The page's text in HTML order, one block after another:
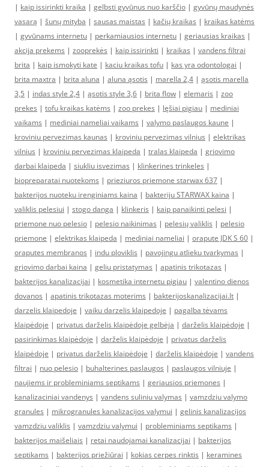
| kaip issirinkti kraika | gelbsti gyvūnus nuo karščio | gyvūnų maudynės
vasarą | šunų mityba | sausas maistas | kačių kraikas | kraikas katėms
| gyvūnams internetu | perkamiausios internetu | geriausias kraikas |
akcija prekems | zooprekės | kaip issirinkti | kraikas | vandens filtrai
brita | kaip ismokyti kate | kaciu kraikas tofu | kas yra odontologai |
brita maxtra | brita aluna | aluna ąsotis | marella 2,4 | ąsotis marella
3,5 | indas style 2,4 | ąsotis style 3,6 | brita flow | elemaris | zoo
prekes | tofu kraikas katėms | zoo prekes | lęšiai pigiau | mediniai
vaikams | mediniai nameliai vaikams | valymo paslaugos kaune |
kroviniu pervezimas kaunas | kroviniu pervezimas vilnius | elektrikas
vilnius | kroviniu pervezimas klaipeda | tralas klaipeda | griovimo
darbai klaipeda | siukliu isvezimas | klinkerines trinkeles |
biopreparatai nuotekoms | prieziuros priemone starwax 637 |
bakterijos nuoteku irenginiams kaina | bakteriju STARWAX kaina |
valiklis pelesiui | stogo danga | klinkeris | kaip panaikinti pelesi |
priemone nuo pelesio | pelesio naikinimas | pelesių valiklis | pelesio
priemone | elektrikas klaipeda | mediniai nameliai | orapute JDK S 60 |
oraputes membranos | indu ploviklis | pavojingu atlieku tvarkymas |
griovimo darbai kaina | geliu pristatymas | apatinis trikotazas |
bakterijos kanalizacijai | kosmetika internetu pigiau | valentino dienos
dovanos | apatinis trikotazas moterims | bakterijoskanalizacijai.lt |
darzelis klaipedoje | vaiku darzelis klaipedoje | pagalba tėvams
klaipėdoje | privatus darželis klaipėdoje gelbėja | darželis klaipėdoje |
pasirinkimas klaipėdoje | darželis klaipėdoje | privatus darželis
klaipėdoje | privatus darželis klaipėdoje | darželis klaipėdoje | vandens
filtrai | nuo pelesio | buhalterines paslaugos | paslaugos vilniuje |
naujiems ir probleminiams septikams | geriausios priemones |
kanalizaciniai vandenys | vandens suliniu valymas | vamzdziu valymo
granules | mikrogranules kanalizacijos valymui | gelinis kanalizacijos
vamzdziu valiklis | vamzdziu valymui | probleminiams septikams |
bakterijos maišeliais | retai naudojamai kanalizacijai | bakterijos
septikams | bakterijos priežiūrai | kokias cerpes rinktis | keramines